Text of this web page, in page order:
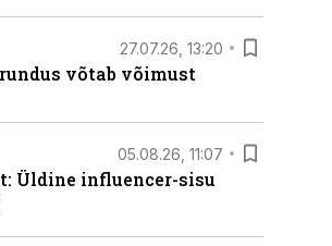
27.07.26, 13:20
võtab võimust
05.08.26, 11:07
Üldine influencer-sisu